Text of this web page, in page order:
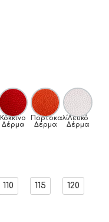
Κόκκινο
Δέρμα
Πορτοκαλί
Δέρμα
Λευκό
Δέρμα
110 115 120